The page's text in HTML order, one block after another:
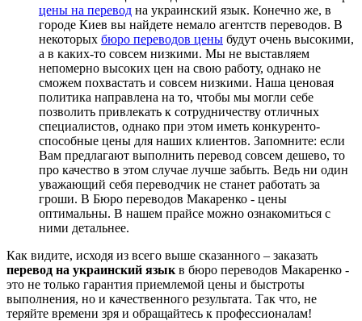
цены на перевод на украинский язык. Конечно же, в
городе Киев вы найдете немало агентств переводов. В
некоторых бюро переводов цены будут очень высокими,
а в каких-то совсем низкими. Мы не выставляем
непомерно высоких цен на свою работу, однако не
сможем похвастать и совсем низкими. Наша ценовая
политика направлена на то, чтобы мы могли себе
позволить привлекать к сотрудничеству отличных
специалистов, однако при этом иметь конкуренто-
способные цены для наших клиентов. Запомните: если
Вам предлагают выполнить перевод совсем дешево, то
про качество в этом случае лучше забыть. Ведь ни один
уважающий себя переводчик не станет работать за
гроши. В Бюро переводов Макаренко - цены
оптимальны. В нашем прайсе можно ознакомиться с
ними детальнее.
Как видите, исходя из всего выше сказанного – заказать
перевод на украинский язык в бюро переводов Макаренко -
это не только гарантия приемлемой цены и быстроты
выполнения, но и качественного результата. Так что, не
теряйте времени зря и обращайтесь к профессионалам!